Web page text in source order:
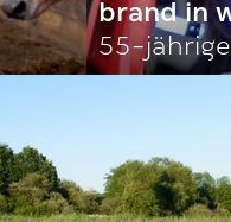
brand in
55-